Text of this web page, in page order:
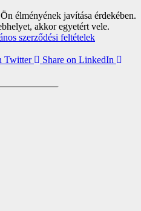
Twitter
Share on LinkedIn
élményének javítása érdekében.
akkor egyetért vele.
szerződési feltételek